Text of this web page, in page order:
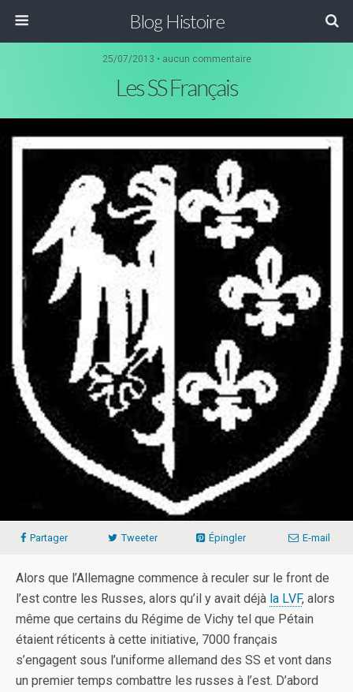
Blog Histoire
25/07/2013 • aucun commentaire
Les SS Français
Partager Tweeter Épingler E-mail
Alors que l’Allemagne commence à reculer sur le front de
l’est contre les Russes, alors qu’il y avait déjà la LVF, alors
même que certains du Régime de Vichy tel que Pétain
étaient réticents à cette initiative, 7000 français
s’engagent sous l’uniforme allemand des SS et vont dans
un premier temps combattre les russes à l’est. D’abord